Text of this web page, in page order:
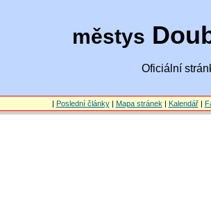
městys
Oficiální
| Poslední články| Mapa stránek | Kalendář|